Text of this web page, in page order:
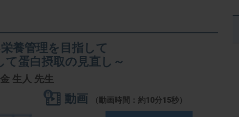
養管理を目指して
て蛋白摂取の見直し～
生人 先生
動画 （動画時間：約10分15秒）